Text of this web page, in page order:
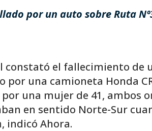
por un auto sobre Ruta
constató el fallecimiento de
una camioneta Honda
una mujer de 41, ambos
en sentido Norte-Sur
indicó Ahora.